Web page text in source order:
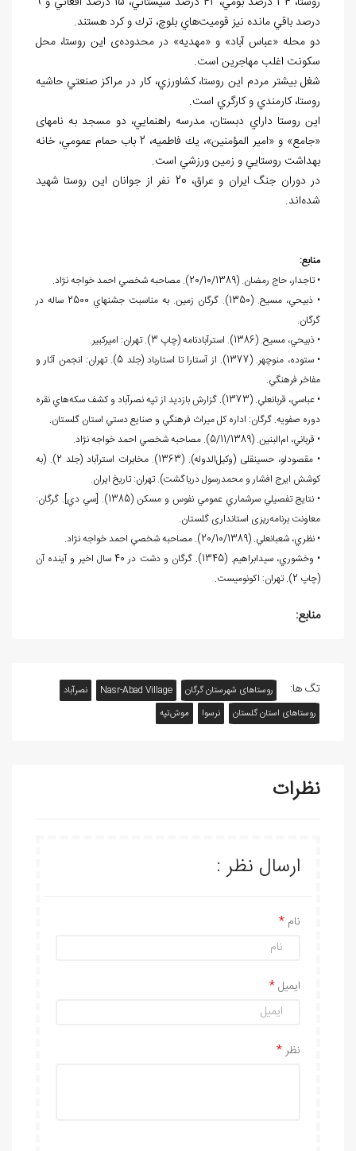
درصد باقي مانده نيز قوميت‌هاي بلوچ، ترك و كرد هستند.
دو محله «عباس آباد» و «مهديه» در محدوده‌ی این روستا، محل
سكونت اغلب مهاجرين است.
شغل بیشتر مردم اين روستا، كشاورزي، كار در مراكز صنعتي حاشيه
روستا، كارمندي و كارگري است.
اين روستا داراي دبستان، مدرسه راهنمايي، دو مسجد به نام‏های
«جامع» و «امير المؤمنين»، يك فاطميه، 2 باب حمام عمومي، خانه
بهداشت روستايي و زمين ورزشي است.
در دوران جنگ ایران و عراق، 20 نفر از جوانان اين روستا شهيد
شده‌‏اند.
منابع:
• تاجدار، حاج رمضان. (20/10/1389). مصاحبه شخصي احمد خواجه ‏نژاد.
• ذبيحي، مسيح. (1350). گرگان زمين. به مناسبت جشن‏هاي 2500 ساله در
گرگان.
• ذبيحي، مسيح. (1386). استرآبادنامه (چاپ 3). تهران: اميركبير.
• ستوده، منوچهر. (1377). از آستارا تا استارباد (جلد 5). تهران: انجمن آثار و
مفاخر فرهنگي.
• عباسي، قربانعلي. (1373). گزارش بازديد از تپه نصرآباد و كشف سكه‌هاي نقره
دوره صفويه. گرگان: اداره كل ميراث فرهنگي و صنايع دستي استان گلستان.
• قرباني، ام‌البنين. (5/11/1389). مصاحبه شخصي احمد خواجه‏ نژاد.
• مقصودلو، حسینقلی (وکیل‌الدوله). (1363). مخابرات استرآباد (جلد 2). (به
کوشش ايرج افشار و محمدرسول درياگشت). تهران: تاريخ ايران.
• نتايج تفصيلي سرشماري عمومي نفوس و مسكن (1385). [سي دي]. گرگان:
معاونت برنامه‌ريزی استانداری گلستان.
• نظري، شعبانعلي. (20/10/1389). مصاحبه شخصي احمد خواجه‏ نژاد.
• وخشوري، سيدابراهيم. (1345). گرگان و دشت در 40 سال اخير و آينده آن
(چاپ 2). تهران: اكونوميست.
منابع:
تگ ها: روستاهای شهرستان گرگان Nasr-Abad Village
نصرآباد
روستاهای استان گلستان
نرسوا موش‌تپه
نظرات
ارسال نظر :
نام
ایمیل
نظر